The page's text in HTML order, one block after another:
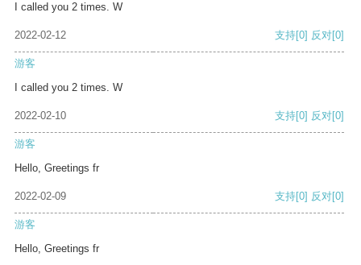
I called you 2 times. W
2022-02-12 支持[0] 反对[0]
游客
I called you 2 times. W
2022-02-10 支持[0] 反对[0]
游客
Hello, Greetings fr
2022-02-09 支持[0] 反对[0]
游客
Hello, Greetings fr